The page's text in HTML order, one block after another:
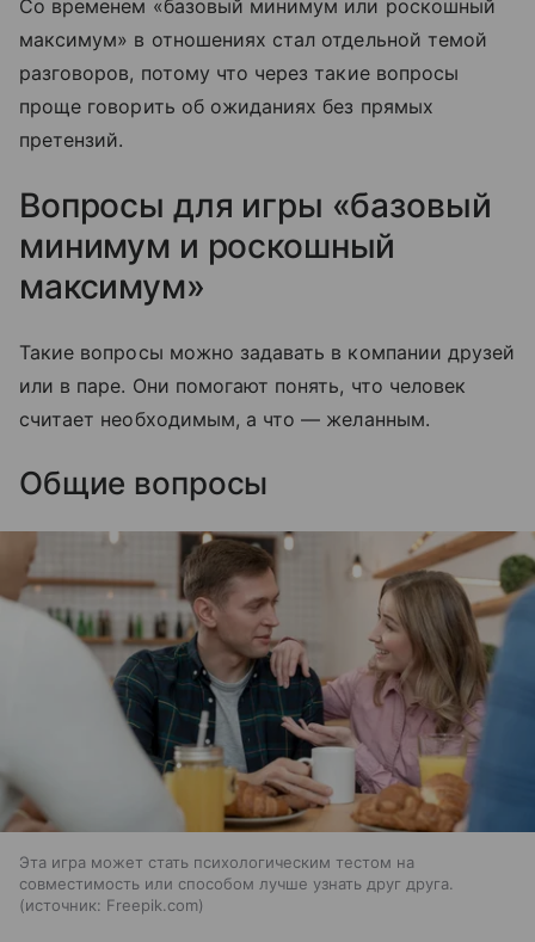
Со временем «базовый минимум или роскошный
максимум» в отношениях стал отдельной темой
разговоров, потому что через такие вопросы
проще говорить об ожиданиях без прямых
претензий.
Вопросы для игры «базовый
минимум и роскошный
максимум»
Такие вопросы можно задавать в компании друзей
или в паре. Они помогают понять, что человек
считает необходимым, а что — желанным.
Общие вопросы
Эта игра может стать психологическим тестом на
совместимость или способом лучше узнать друг друга.
источник: Freepik.com